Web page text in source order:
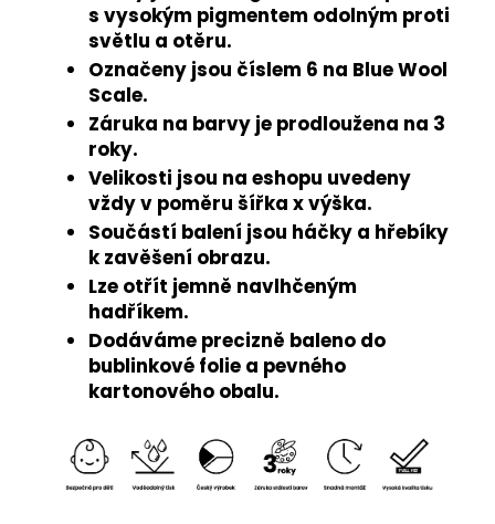
s vysokým pigmentem odolným proti
světlu a otěru.
Označeny jsou číslem 6 na Blue Wool
Scale.
Záruka na barvy je prodloužena na 3
roky.
Velikosti jsou na eshopu uvedeny
vždy v poměru šířka x výška.
Součástí balení jsou háčky a hřebíky
k zavěšení obrazu.
Lze otřít jemně navlhčeným
hadříkem.
Dodáváme precizně baleno do
bublinkové folie a pevného
kartonového obalu.